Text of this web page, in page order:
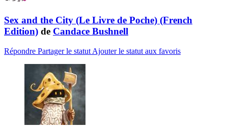
Sex and the City (Le Livre de Poche) (French
Edition) de Candace Bushnell
Répondre Partager le statut Ajouter le statut aux favoris